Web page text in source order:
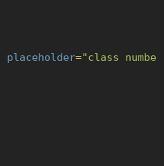
placeholder="class numbe